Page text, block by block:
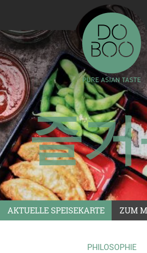
AKTUELLE SPEISEKARTE ZUM
PHILOSOPHIE